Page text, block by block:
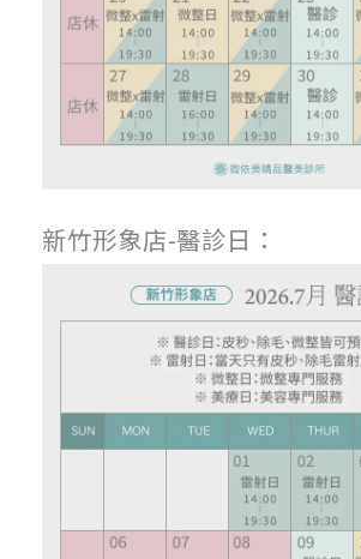
新竹形象店-醫診日：